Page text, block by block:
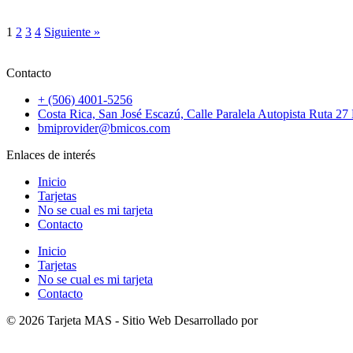
1 2 3 4 Siguiente »
Contacto
+ (506) 4001-5256
Costa Rica, San José Escazú, Calle Paralela Autopista Ruta
bmiprovider@bmicos.com
Enlaces de interés
Inicio
Tarjetas
No se cual es mi tarjeta
Contacto
Inicio
Tarjetas
No se cual es mi tarjeta
Contacto
© 2026 Tarjeta MAS - Sitio Web Desarrollado por